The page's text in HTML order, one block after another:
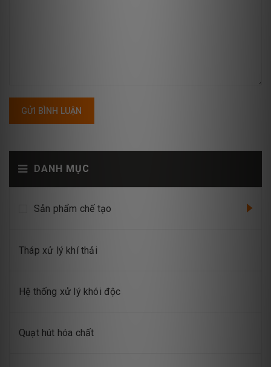
DANH MỤC
Sản phẩm chế tạo
Tháp xử lý khí thải
Hệ thống xử lý khói độc
Quạt hút hóa chất
GỬI BÌNH LUẬN